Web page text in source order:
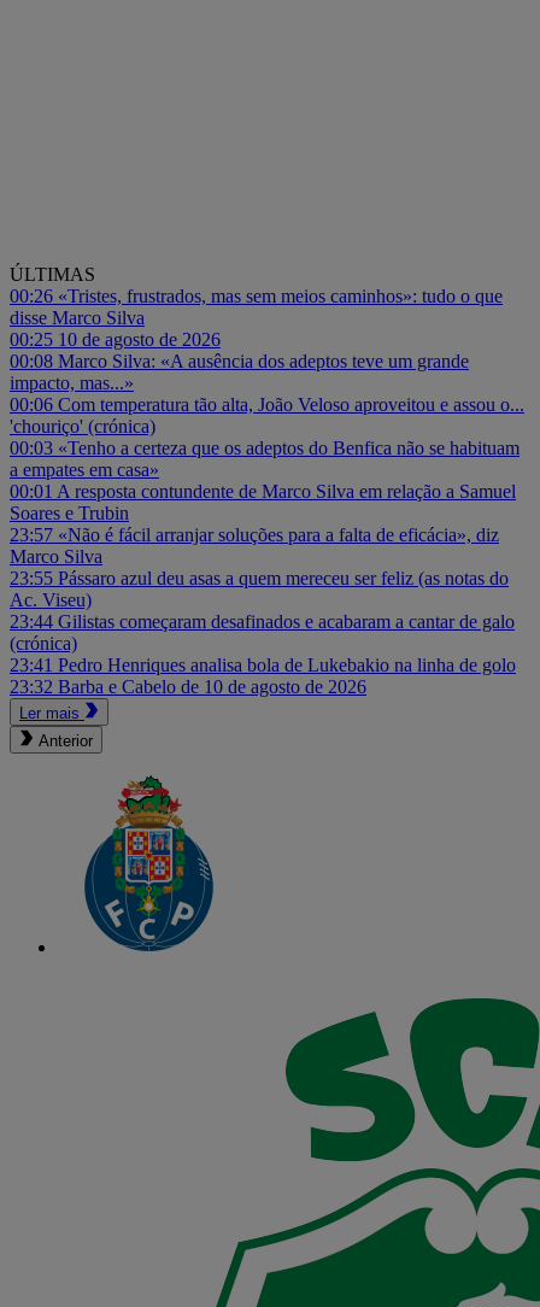
ÚLTIMAS
00:26 «Tristes, frustrados, mas sem meios caminhos»: tudo o que
disse Marco Silva
00:25 10 de agosto de 2026
00:08 Marco Silva: «A ausência dos adeptos teve um grande
impacto, mas...»
00:06 Com temperatura tão alta, João Veloso aproveitou e assou o...
'chouriço' (crónica)
00:03 «Tenho a certeza que os adeptos do Benfica não se habituam
a empates em casa»
00:01 A resposta contundente de Marco Silva em relação a Samuel
Soares e Trubin
23:57 «Não é fácil arranjar soluções para a falta de eficácia», diz
Marco Silva
23:55 Pássaro azul deu asas a quem mereceu ser feliz (as notas do
Ac. Viseu)
23:44 Gilistas começaram desafinados e acabaram a cantar de galo
(crónica)
23:41 Pedro Henriques analisa bola de Lukebakio na linha de golo
23:32 Barba e Cabelo de 10 de agosto de 2026
Ler mais
Anterior